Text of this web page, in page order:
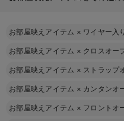
お部屋映えアイテム × ワイヤー入り
お部屋映えアイテム × クロスオー
お部屋映えアイテム × ストラップ
お部屋映えアイテム × カンタンオ
お部屋映えアイテム × フロントオ